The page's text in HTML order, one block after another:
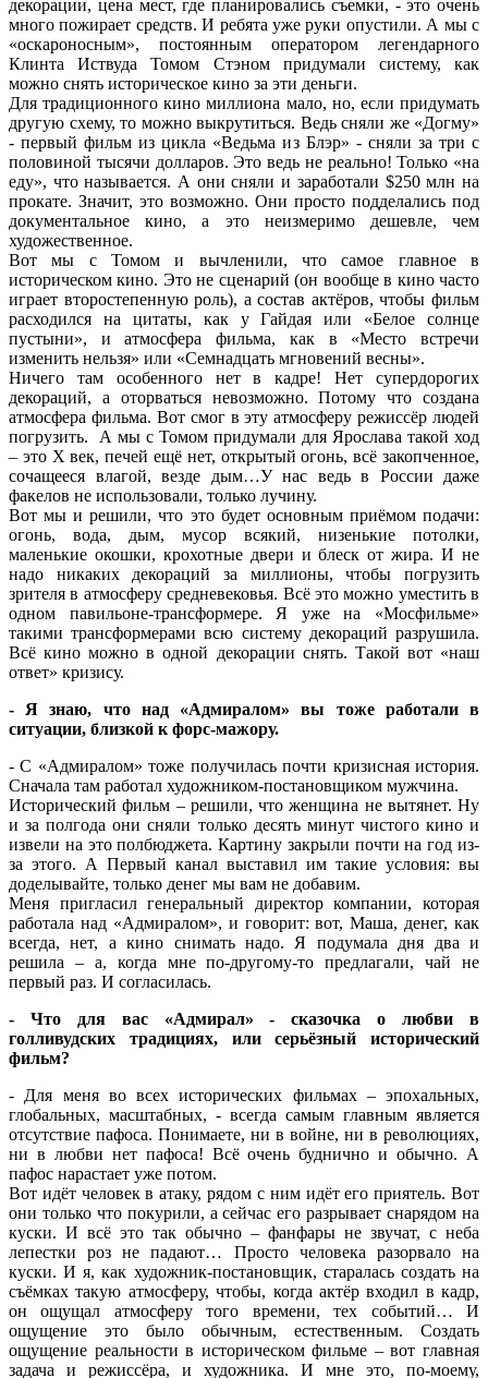
декорации, цена мест, где планировались съемки, - это очень
много пожирает средств. И ребята уже руки опустили. А мы с
«оскароносным», постоянным оператором легендарного
Клинта Иствуда Томом Стэном придумали систему, как
можно снять историческое кино за эти деньги.
Для традиционного кино миллиона мало, но, если придумать
другую схему, то можно выкрутиться. Ведь сняли же «Догму»
- первый фильм из цикла «Ведьма из Блэр» - сняли за три с
половиной тысячи долларов. Это ведь не реально! Только «на
еду», что называется. А они сняли и заработали $250 млн на
прокате. Значит, это возможно. Они просто подделались под
документальное кино, а это неизмеримо дешевле, чем
художественное.
Вот мы с Томом и вычленили, что самое главное в
историческом кино. Это не сценарий (он вообще в кино часто
играет второстепенную роль), а состав актёров, чтобы фильм
расходился на цитаты, как у Гайдая или «Белое солнце
пустыни», и атмосфера фильма, как в «Место встречи
изменить нельзя» или «Семнадцать мгновений весны».
Ничего там особенного нет в кадре! Нет супердорогих
декораций, а оторваться невозможно. Потому что создана
атмосфера фильма. Вот смог в эту атмосферу режиссёр людей
погрузить. А мы с Томом придумали для Ярослава такой ход
– это Х век, печей ещё нет, открытый огонь, всё закопченное,
сочащееся влагой, везде дым…У нас ведь в России даже
факелов не использовали, только лучину.
Вот мы и решили, что это будет основным приёмом подачи:
огонь, вода, дым, мусор всякий, низенькие потолки,
маленькие окошки, крохотные двери и блеск от жира. И не
надо никаких декораций за миллионы, чтобы погрузить
зрителя в атмосферу средневековья. Всё это можно уместить в
одном павильоне-трансформере. Я уже на «Мосфильме»
такими трансформерами всю систему декораций разрушила.
Всё кино можно в одной декорации снять. Такой вот «наш
ответ» кризису.
- Я знаю, что над «Адмиралом» вы тоже работали в
ситуации, близкой к форс-мажору.
- С «Адмиралом» тоже получилась почти кризисная история.
Сначала там работал художником-постановщиком мужчина.
Исторический фильм – решили, что женщина не вытянет. Ну
и за полгода они сняли только десять минут чистого кино и
извели на это полбюджета. Картину закрыли почти на год из-
за этого. А Первый канал выставил им такие условия: вы
доделывайте, только денег мы вам не добавим.
Меня пригласил генеральный директор компании, которая
работала над «Адмиралом», и говорит: вот, Маша, денег, как
всегда, нет, а кино снимать надо. Я подумала дня два и
решила – а, когда мне по-другому-то предлагали, чай не
первый раз. И согласилась.
- Что для вас «Адмирал» - сказочка о любви в
голливудских традициях, или серьёзный исторический
фильм?
- Для меня во всех исторических фильмах – эпохальных,
глобальных, масштабных, - всегда самым главным является
отсутствие пафоса. Понимаете, ни в войне, ни в революциях,
ни в любви нет пафоса! Всё очень буднично и обычно. А
пафос нарастает уже потом.
Вот идёт человек в атаку, рядом с ним идёт его приятель. Вот
они только что покурили, а сейчас его разрывает снарядом на
куски. И всё это так обычно – фанфары не звучат, с неба
лепестки роз не падают… Просто человека разорвало на
куски. И я, как художник-постановщик, старалась создать на
съёмках такую атмосферу, чтобы, когда актёр входил в кадр,
он ощущал атмосферу того времени, тех событий… И
ощущение это было обычным, естественным. Создать
ощущение реальности в историческом фильме – вот главная
задача и режиссёра, и художника. И мне это, по-моему,